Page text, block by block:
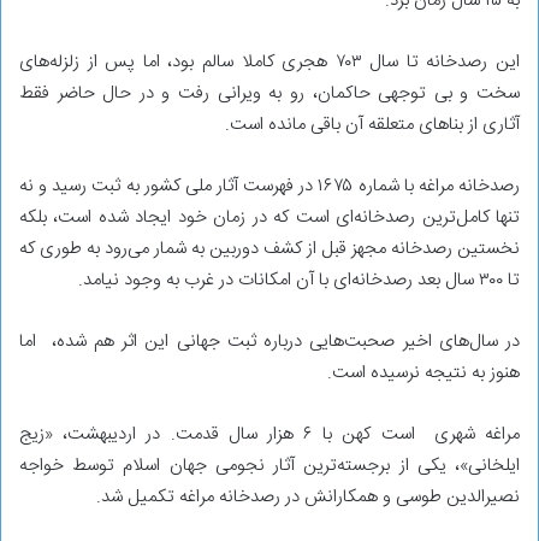
این رصدخانه تا سال ۷۰۳ هجری کاملا سالم بود، اما پس از زلزله‌های
سخت و بی توجهی حاکمان، رو به ویرانی رفت و در حال حاضر فقط
آثاری از بناهای متعلقه آن باقی مانده است.
رصدخانه مراغه با شماره ۱۶۷۵ در فهرست آثار ملی کشور به ثبت رسید و نه
تنها کامل‌ترین رصدخانه‌ای است که در زمان خود ایجاد شده است، بلکه
نخستین رصدخانه مجهز قبل از کشف دوربین به شمار می‌رود به طوری که
تا ۳۰۰ سال بعد رصدخانه‌ای با آن امکانات در غرب به وجود نیامد.
در سال‌های اخیر صحبت‌هایی درباره ثبت جهانی این اثر هم شده، ‌ اما
هنوز به نتیجه نرسیده است.
مراغه شهری است کهن با ۶ هزار سال قدمت. در اردیبهشت، «زیج
ایلخانی»، یکی از برجسته‌ترین آثار نجومی جهان اسلام توسط خواجه
نصیرالدین طوسی و همکارانش در رصدخانه مراغه تکمیل شد.